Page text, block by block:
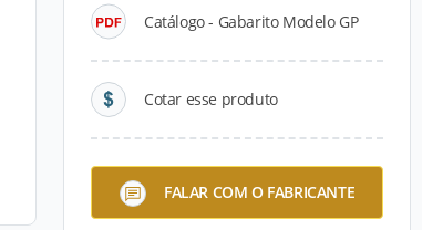
Catálogo - Gabarito Modelo GP
Cotar esse produto
FALAR COM O FABRICANTE